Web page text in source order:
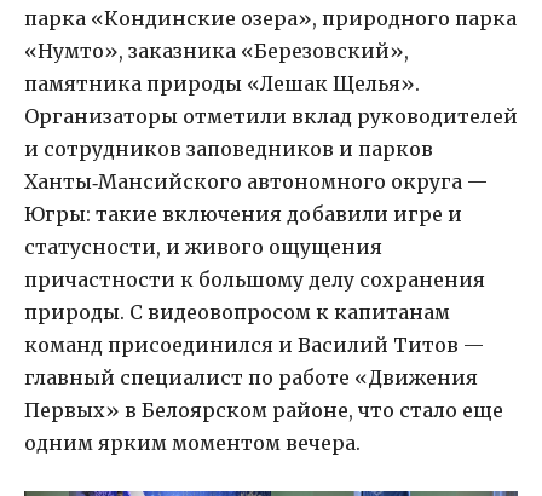
парка «Кондинские озера», природного парка
«Нумто», заказника «Березовский»,
памятника природы «Лешак Щелья».
Организаторы отметили вклад руководителей
и сотрудников заповедников и парков
Ханты‑Мансийского автономного округа —
Югры: такие включения добавили игре и
статусности, и живого ощущения
причастности к большому делу сохранения
природы. С видеовопросом к капитанам
команд присоединился и Василий Титов —
главный специалист по работе «Движения
Первых» в Белоярском районе, что стало еще
одним ярким моментом вечера.